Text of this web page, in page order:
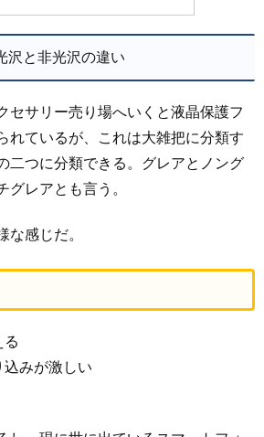
沢と非光沢の違い
セサリー売り場へいくと液晶保護フ
れているが、これは大雑把に分類す
二つに分類できる。グレアとノング
グレアとも言う。
な感じだ。
る
みが激しい